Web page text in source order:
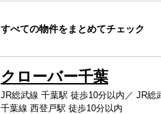
すべての物件をまとめてチェック
クローバー千葉
JR総武線 千葉駅 徒歩10分以内／ JR総
千葉線 西登戸駅 徒歩10分以内